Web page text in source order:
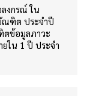
งกรณ์ ใน
ณฑิต ประจำปี
ตข้อมูลภาวะ
ใน 1 ปี ประจำ